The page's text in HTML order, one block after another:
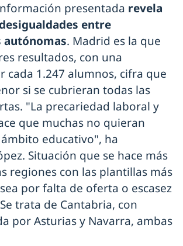
presentada revela
entre
autónomas. Madrid es la que
resultados, con una
cada 1.247 alumnos, cifra que
si se cubrieran todas las
"La precariedad laboral y
que muchas no quieran
educativo", ha
Situación que se hace más
regiones con las plantillas más
por falta de oferta o escasez
trata de Cantabria, con
por Asturias y Navarra, ambas